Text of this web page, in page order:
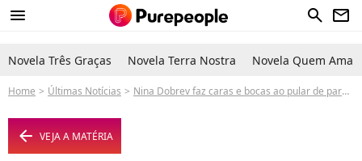
menu search newsletter
Novela Três Graças Novela Terra Nostra Novela Quem Ama
Home Últimas Notícias Nina Dobrev faz caras e bocas ao pular de parapente no Rio de Janeiro. Fotos!
arrow_left VEJA A MATÉRIA